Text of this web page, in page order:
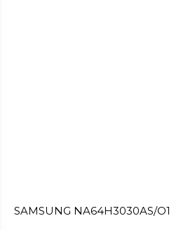
SAMSUNG NA64H3030AS/O1